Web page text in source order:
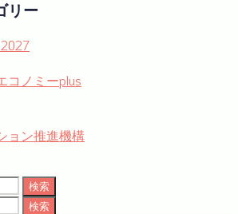
リー
2027
コノミーplus
ョン推進機構